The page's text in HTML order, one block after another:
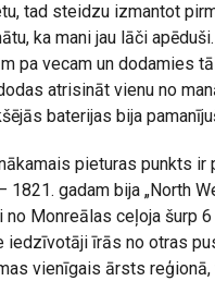
tad steidzu izmantot
ka mani jau lāči
pa vecam un dodamies
atrisināt vienu no
baterijas bija
pieturas punkts
1821. gadam bija „North
no Monreālas ceļoja šurp
iedzīvotāji īrās no otras
vienīgais ārsts